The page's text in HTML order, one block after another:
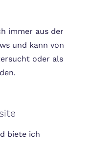
immer aus der
und kann von
oder als
biete ich